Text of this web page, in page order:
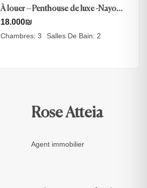
À louer – Penthouse de luxe -Nayot,
Jérusalem
18.000₪
Chambres: 3 Salles De Bain: 2
Rose Atteia
Agent immobilier